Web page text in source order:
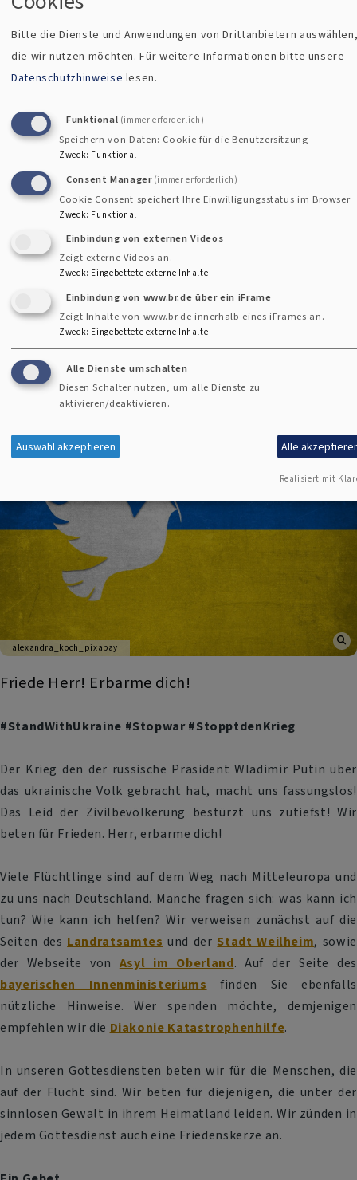
Gottes offene Tür für mich, für dich, für alle
Menschen. Manch einer fragt sich vielleicht:
Warum sollte mich das vom Sessel locken? Das
hat doch eh keine Auswirkung...
Dann lade ich Sie ein, dieser
entgegengestreckten Hand, dieser offenen Türe
mal zu folgen und es auszuprobieren.
First page
Anfang Vorherige Seite
‹ vorherige Seite … 11 12 13
Seite Seite
15 Seite Seite Aktuelle Seite
alexandra_koch_pixabay
Friede Herr! Erbarme dich!
#StandWithUkraine #Stopwar #StopptdenKrieg
Der Krieg den der russische Präsident Wladimir Putin über
das ukrainische Volk gebracht hat, macht uns fassungslos!
Das Leid der Zivilbevölkerung bestürzt uns zutiefst! Wir
beten für Frieden. Herr, erbarme dich!
Viele Flüchtlinge sind auf dem Weg nach Mitteleuropa und
zu uns nach Deutschland. Manche fragen sich: was kann ich
tun? Wie kann ich helfen? Wir verweisen zunächst auf die
Seiten des Landratsamtes und der Stadt Weilheim, sowie
der Webseite von Asyl im Oberland. Auf der Seite des
bayerischen Innenministeriums finden Sie ebenfalls
nützliche Hinweise. Wer spenden möchte, demjenigen
empfehlen wir die Diakonie Katastrophenhilfe.
In unseren Gottesdiensten beten wir für die Menschen, die
auf der Flucht sind. Wir beten für diejenigen, die unter der
sinnlosen Gewalt in ihrem Heimatland leiden. Wir zünden in
jedem Gottesdienst auch eine Friedenskerze an.
Bitte die Dienste und Anwendungen von Drittanbietern
die wir nutzen möchten.Für weitere Informationen bitte unsere
Datenschutzhinweise lesen.
Funktional (immer erforderlich)
Speichern von Daten: Cookie für die Benutzersitzung
Zweck: Funktional
Consent Manager (immer erforderlich)
Cookie Consent speichert Ihre Einwilligungsstatus im Browser
Zweck: Funktional
Einbindung von externen Videos
Zeigt externe Videos an.
Zweck: Eingebettete externe Inhalte
Einbindung von www.br.de über ein iFrame
Zeigt Inhalte von www.br.de innerhalb eines iFrames an.
Zweck: Eingebettete externe Inhalte
Alle Dienste umschalten
Diesen Schalter nutzen, um alle Dienste zu
aktivieren/deaktivieren.
Auswahl akzeptieren Alle
Realisiert mit